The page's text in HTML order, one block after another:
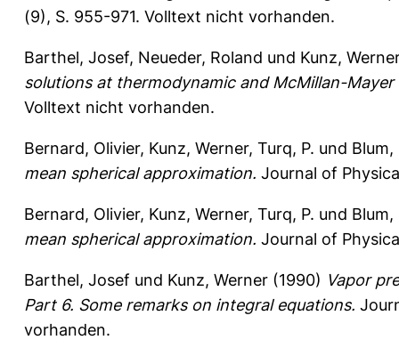
(9), S. 955-971. Volltext nicht vorhanden.
Barthel, Josef, Neueder, Roland und Kunz,
solutions at thermodynamic and McMillan-Mayer
Volltext nicht vorhanden.
Bernard, Olivier, Kunz, Werner, Turq, P. und Blum,
mean spherical approximation. Journal of
Bernard, Olivier, Kunz, Werner, Turq, P. und Blum,
mean spherical approximation. Journal of
Barthel, Josef und Kunz, Werner (1990) Vapor
Part 6. Some remarks on integral equations.
vorhanden.